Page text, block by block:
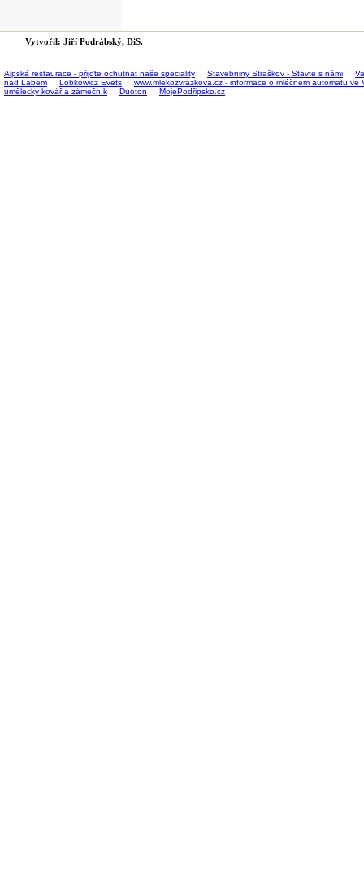
Vytvořil: Jiří Podrábský, DiS.
Alpská restaurace - přijďte ochutnat naše speciality Stavebniny Straškov - Stavte s námi
nad Labem
Lobkowicz Evets
www.mlekozvrazkova.cz - informace o mléčném automatu
umělecký kovář a zámečník
Duoton MojePodřipsko.cz